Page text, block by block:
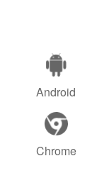
Android
Chrome